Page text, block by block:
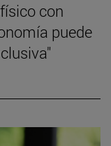
con
puede